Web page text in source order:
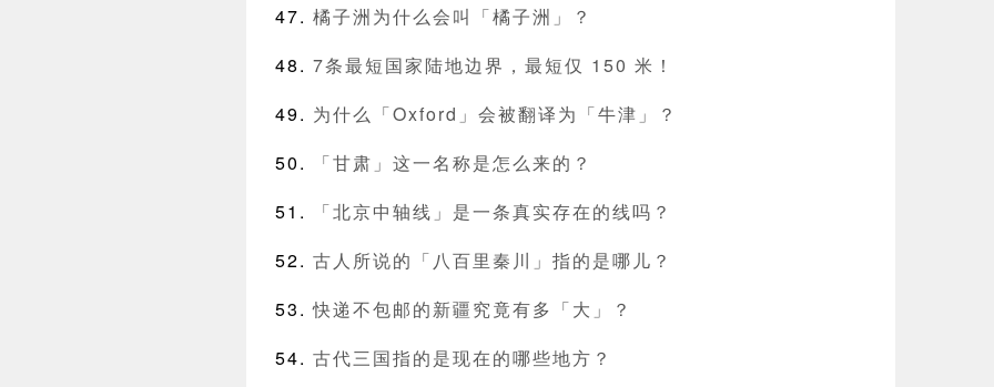
橘子洲为什么会叫「橘子洲」？
7条最短国家陆地边界，最短仅 150 米！
为什么「Oxford」会被翻译为「牛津」？
「甘肃」这一名称是怎么来的？
「北京中轴线」是一条真实存在的线吗？
古人所说的「八百里秦川」指的是哪儿？
快递不包邮的新疆究竟有多「大」？
古代三国指的是现在的哪些地方？